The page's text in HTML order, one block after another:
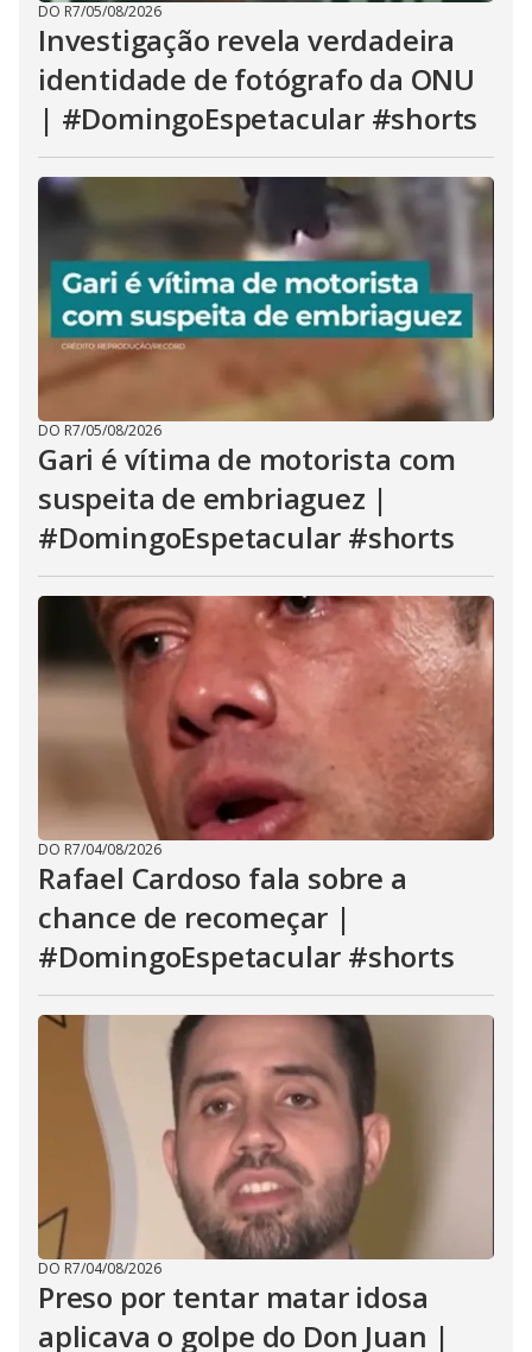
DO R7/05/08/2026
Investigação revela verdadeira
identidade de fotógrafo da ONU
| #DomingoEspetacular #shorts
DO R7/05/08/2026
Gari é vítima de motorista com
suspeita de embriaguez |
#DomingoEspetacular #shorts
DO R7/04/08/2026
Rafael Cardoso fala sobre a
chance de recomeçar |
#DomingoEspetacular #shorts
DO R7/04/08/2026
Preso por tentar matar idosa
aplicava o golpe do Don Juan |